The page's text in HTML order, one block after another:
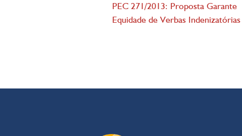
PEC 271/2013: Proposta Garante
Equidade de Verbas Indenizatórias